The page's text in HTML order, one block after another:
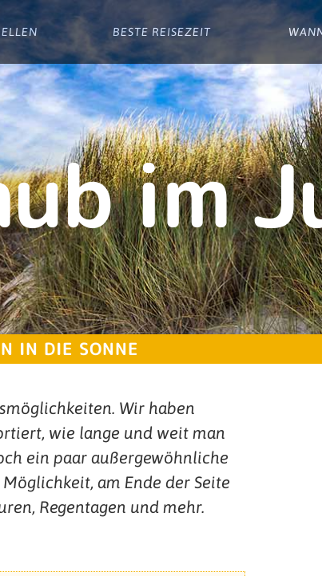
BESTE REISEZEIT
im
IN DIE SONNE
Wir haben
wie lange und weit man
ein paar außergewöhnliche
am Ende der Seite
Regentagen und mehr.